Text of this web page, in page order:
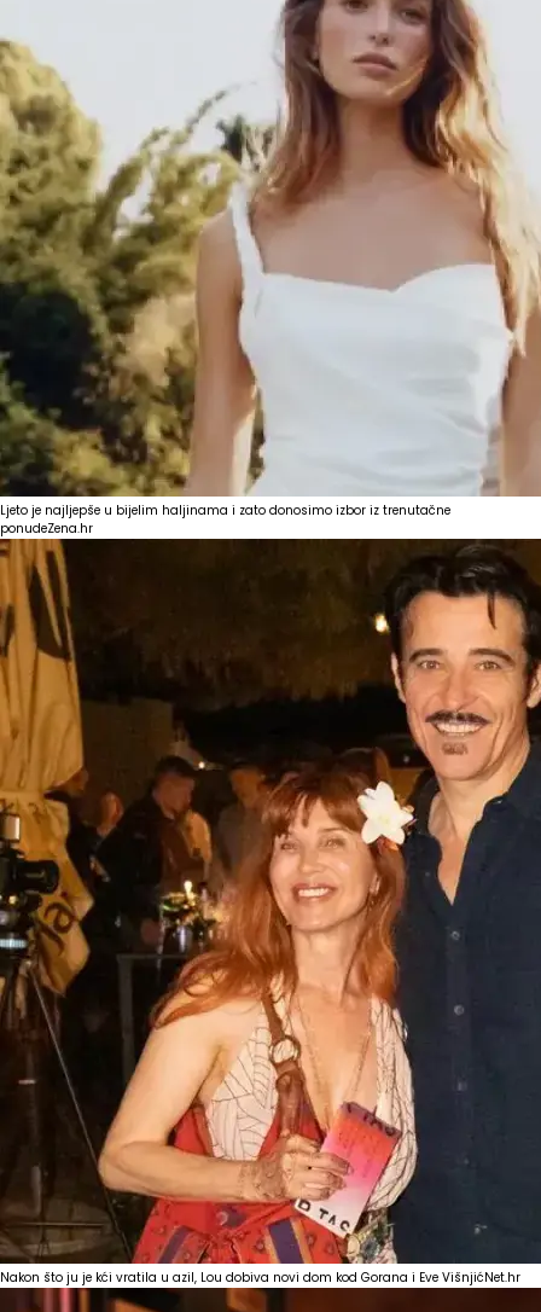
Ljeto je najljepše u bijelim haljinama i zato donosimo izbor iz trenutačne
ponudeZena.hr
Nakon što ju je kći vratila u azil, Lou dobiva novi dom kod Gorana i Eve VišnjićNet.hr